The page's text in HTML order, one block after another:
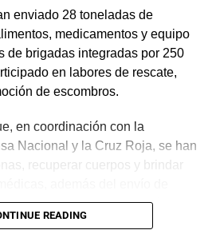
enviado 28 toneladas de
medicamentos y equipo
de brigadas integradas por 250
en labores de rescate,
de escombros.
en coordinación con la
Nacional y la Cruz Roja, se han
recuperar cuerpos y brindar
de apoyo. Subrayó que
a solicitudes del gobierno
READING